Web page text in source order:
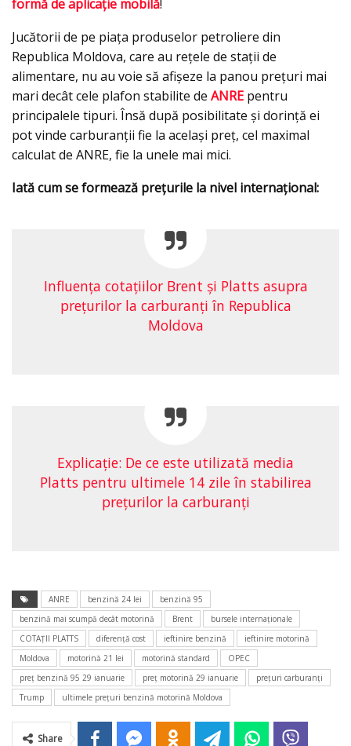
formă de aplicaţie mobilă!
Jucătorii de pe piaţa produselor petroliere din
Republica Moldova, care au reţele de staţii de
alimentare, nu au voie să afişeze la panou preţuri mai
mari decât cele plafon stabilite de ANRE pentru
principalele tipuri. Însă după posibilitate şi dorinţă ei
pot vinde carburanții fie la acelaşi preţ, cel maximal
calculat de ANRE, fie la unele mai mici.
Iată cum se formează preţurile la nivel internaţional:
Influența cotațiilor Brent și Platts asupra
prețurilor la carburanți în Republica
Moldova
Explicaţie: De ce este utilizată media
Platts pentru ultimele 14 zile în stabilirea
preţurilor la carburanţi
ANRE benzină 24 lei
benzină 95
benzină mai scumpă decât motorină
Brent
bursele internaționale
COTAŢII PLATTS
diferenţă cost ieftinire benzină
ieftinire motorină
Moldova
motorină 21 lei motorină standard
OPEC
preţ benzină 95 29 ianuarie
preţ motorină 29 ianuarie
prețuri carburanți
Trump
ultimele preţuri benzină motorină Moldova
Share